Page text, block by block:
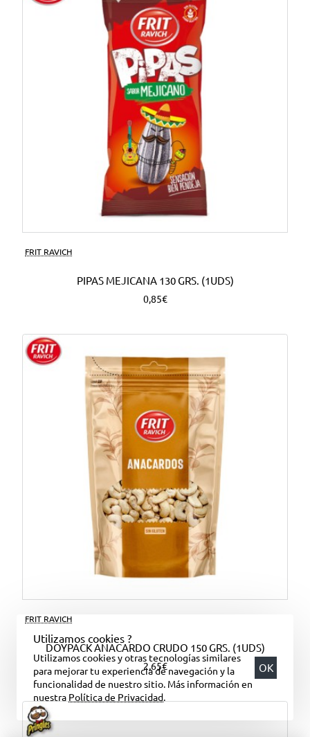
Utilizamos cookies ?
Utilizamos cookies y otras tecnologías similares
para mejorar tu experiencia de navegación y la
funcionalidad de nuestro sitio. Más información en
nuestra Política de Privacidad.
OK
FRIT RAVICH
PIPAS MEJICANA 130 GRS. (1UDS)
0,85€
FRIT RAVICH
DOYPACK ANACARDO CRUDO 150 GRS. (1UDS)
2,65€